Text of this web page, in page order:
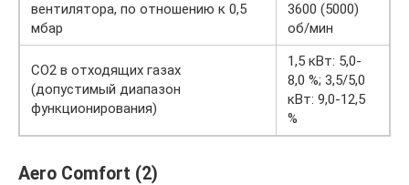
вентилятора, по отношению к 0,5
мбар
3600 (5000)
об/мин
CO2 в отходящих газах
(допустимый диапазон
функционирования)
1,5 кВт: 5,0-
8,0 %; 3,5/5,0
кВт: 9,0-12,5
%
Aero Comfort (2)